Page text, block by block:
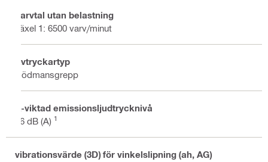
Varvtal utan belastning
växel 1: 6500 varv/minut
Avtryckartyp
Dödmansgrepp
A-viktad emissionsljudtrycknivå
96 dB (A) 1
vibrationsvärde (3D) för vinkelslipning (ah, AG)